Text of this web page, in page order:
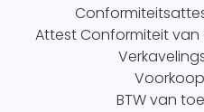
Attest Conformiteit van
BTW van